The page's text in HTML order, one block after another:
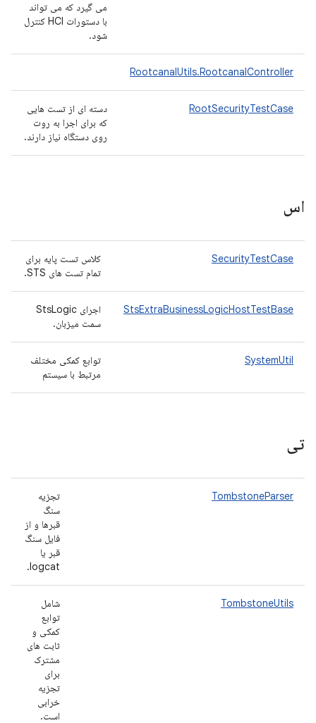
می گیرد که می تواند
با دستورات HCI کنترل
شود.
RootcanalUtils.RootcanalController
RootSecurityTestCase
دسته ای از تست هایی
که برای اجرا به روت
روی دستگاه نیاز دارند.
اس
SecurityTestCase
کلاس تست پایه برای
تمام تست های STS.
StsExtraBusinessLogicHostTestBase
اجرای StsLogic
سمت میزبان.
SystemUtil
توابع کمکی مختلف
مرتبط با سیستم
تی
TombstoneParser
تجزیه
سنگ
قبرها و از
فایل سنگ
قبر یا
logcat.
TombstoneUtils
شامل
توابع
کمکی و
ثابت های
مشترک
برای
تجزیه
خرابی
است.